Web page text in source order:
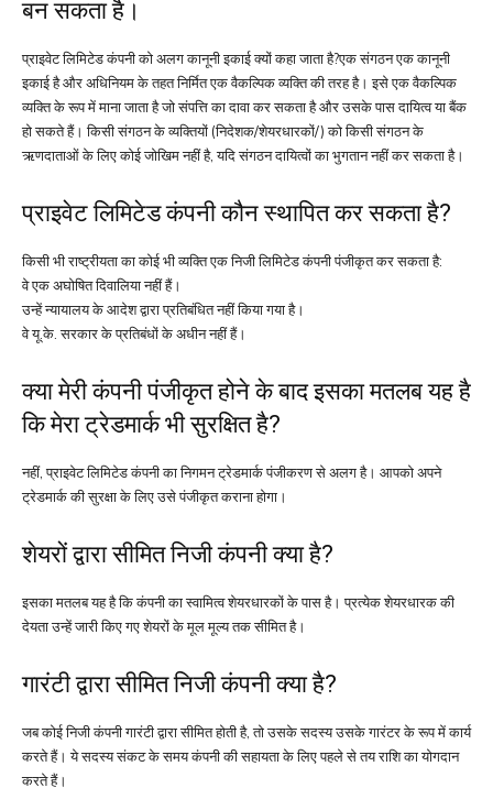
बन सकता है।
प्राइवेट लिमिटेड कंपनी को अलग कानूनी इकाई क्यों कहा जाता है?एक संगठन एक कानूनी
इकाई है और अधिनियम के तहत निर्मित एक वैकल्पिक व्यक्ति की तरह है। इसे एक वैकल्पिक
व्यक्ति के रूप में माना जाता है जो संपत्ति का दावा कर सकता है और उसके पास दायित्व या बैंक
हो सकते हैं। किसी संगठन के व्यक्तियों (निदेशक/शेयरधारकों/) को किसी संगठन के
ऋणदाताओं के लिए कोई जोखिम नहीं है, यदि संगठन दायित्वों का भुगतान नहीं कर सकता है।
प्राइवेट लिमिटेड कंपनी कौन स्थापित कर सकता है?
किसी भी राष्ट्रीयता का कोई भी व्यक्ति एक निजी लिमिटेड कंपनी पंजीकृत कर सकता है:
वे एक अघोषित दिवालिया नहीं हैं।
उन्हें न्यायालय के आदेश द्वारा प्रतिबंधित नहीं किया गया है।
वे यू.के. सरकार के प्रतिबंधों के अधीन नहीं हैं।
क्या मेरी कंपनी पंजीकृत होने के बाद इसका मतलब यह है
कि मेरा ट्रेडमार्क भी सुरक्षित है?
नहीं, प्राइवेट लिमिटेड कंपनी का निगमन ट्रेडमार्क पंजीकरण से अलग है। आपको अपने
ट्रेडमार्क की सुरक्षा के लिए उसे पंजीकृत कराना होगा।
शेयरों द्वारा सीमित निजी कंपनी क्या है?
इसका मतलब यह है कि कंपनी का स्वामित्व शेयरधारकों के पास है। प्रत्येक शेयरधारक की
देयता उन्हें जारी किए गए शेयरों के मूल मूल्य तक सीमित है।
गारंटी द्वारा सीमित निजी कंपनी क्या है?
जब कोई निजी कंपनी गारंटी द्वारा सीमित होती है, तो उसके सदस्य उसके गारंटर के रूप में कार्य
करते हैं। ये सदस्य संकट के समय कंपनी की सहायता के लिए पहले से तय राशि का योगदान
करते हैं।